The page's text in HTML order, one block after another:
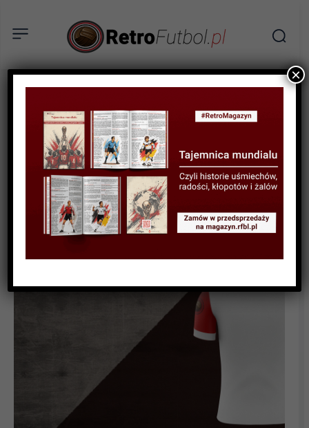
BIOGRAFIE PIŁKARZY
Cuauhtemoc Blanco.
Geniusz na wojnie ze
wszystkimi
×